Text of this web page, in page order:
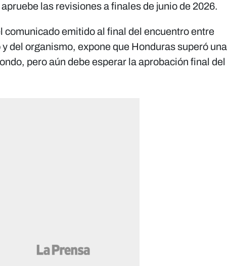
las revisiones a finales de junio de 2026.
comunicado emitido al final del encuentro entre
del organismo, expone que Honduras superó una
pero aún debe esperar la aprobación final del